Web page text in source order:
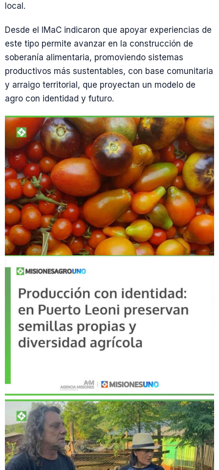
local.
Desde el IMaC indicaron que apoyar experiencias de
este tipo permite avanzar en la construcción de
soberanía alimentaria, promoviendo sistemas
productivos más sustentables, con base comunitaria
y arraigo territorial, que proyectan un modelo de
agro con identidad y futuro.